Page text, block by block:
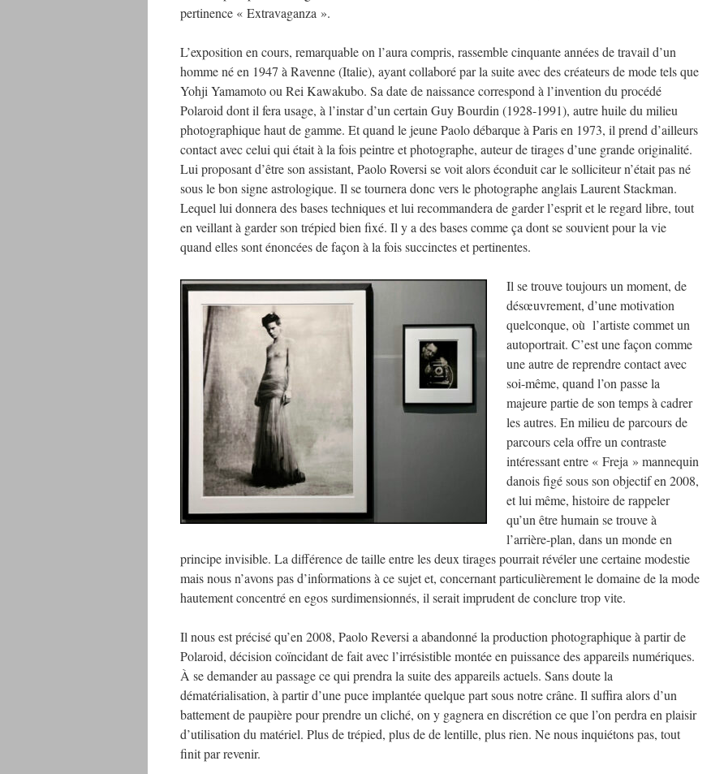
pertinence « Extravaganza ».
L’exposition en cours, remarquable on l’aura compris, rassemble cinquante années de travail d’un
homme né en 1947 à Ravenne (Italie), ayant collaboré par la suite avec des créateurs de mode tels que
Yohji Yamamoto ou Rei Kawakubo. Sa date de naissance correspond à l’invention du procédé
Polaroid dont il fera usage, à l’instar d’un certain Guy Bourdin (1928-1991), autre huile du milieu
photographique haut de gamme. Et quand le jeune Paolo débarque à Paris en 1973, il prend d’ailleurs
contact avec celui qui était à la fois peintre et photographe, auteur de tirages d’une grande originalité.
Lui proposant d’être son assistant, Paolo Roversi se voit alors éconduit car le solliciteur n’était pas né
sous le bon signe astrologique. Il se tournera donc vers le photographe anglais Laurent Stackman.
Lequel lui donnera des bases techniques et lui recommandera de garder l’esprit et le regard libre, tout
en veillant à garder son trépied bien fixé. Il y a des bases comme ça dont se souvient pour la vie
quand elles sont énoncées de façon à la fois succinctes et pertinentes.
Il se trouve toujours un moment, de
désœuvrement, d’une motivation
quelconque, où l’artiste commet un
autoportrait. C’est une façon comme
une autre de reprendre contact avec
soi-même, quand l’on passe la
majeure partie de son temps à cadrer
les autres. En milieu de parcours de
parcours cela offre un contraste
intéressant entre « Freja » mannequin
danois figé sous son objectif en 2008,
et lui même, histoire de rappeler
qu’un être humain se trouve à
l’arrière-plan, dans un monde en
principe invisible. La différence de taille entre les deux tirages pourrait révéler une certaine modestie
mais nous n’avons pas d’informations à ce sujet et, concernant particulièrement le domaine de la mode
hautement concentré en egos surdimensionnés, il serait imprudent de conclure trop vite.
Il nous est précisé qu’en 2008, Paolo Reversi a abandonné la production photographique à partir de
Polaroid, décision coïncidant de fait avec l’irrésistible montée en puissance des appareils numériques.
À se demander au passage ce qui prendra la suite des appareils actuels. Sans doute la
dématérialisation, à partir d’une puce implantée quelque part sous notre crâne. Il suffira alors d’un
battement de paupière pour prendre un cliché, on y gagnera en discrétion ce que l’on perdra en plaisir
d’utilisation du matériel. Plus de trépied, plus de de lentille, plus rien. Ne nous inquiétons pas, tout
finit par revenir.